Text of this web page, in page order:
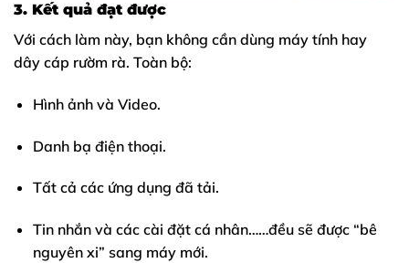
3. Kết quả đạt được
Với cách làm này, bạn không cần dùng máy tính hay
dây cáp rườm rà. Toàn bộ:
Hình ảnh và Video.
Danh bạ điện thoại.
Tất cả các ứng dụng đã tải.
Tin nhắn và các cài đặt cá nhân……đều sẽ được “bê
nguyên xi” sang máy mới.